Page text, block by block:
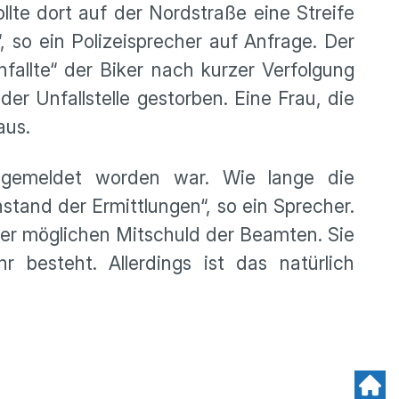
dort auf der Nordstraße eine Streife
ein Polizeisprecher auf Anfrage. Der
der Biker nach kurzer Verfolgung
Unfallstelle gestorben. Eine Frau, die
worden war. Wie lange die
der Ermittlungen“, so ein Sprecher.
möglichen Mitschuld der Beamten. Sie
besteht. Allerdings ist das natürlich